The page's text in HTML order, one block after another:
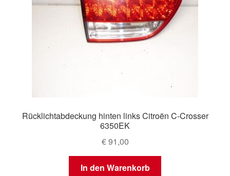
Rücklichtabdeckung hinten links Citroën C-Crosser
6350EK
€91,00
In den Warenkorb